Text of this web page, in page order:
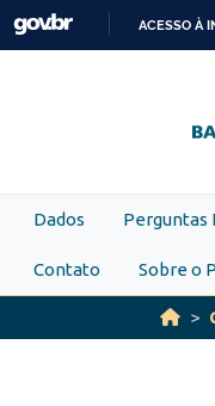
Skip to main content
ACESSO À
Dados Perguntas
Contato Sobre o